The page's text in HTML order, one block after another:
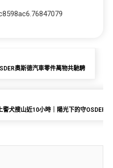
奧斯德汽車零件萬物共馳騁
犬搜山近10小時｜陽光下的守OSDER